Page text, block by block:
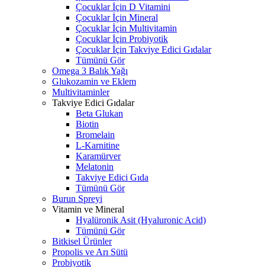
Çocuklar İçin D Vitamini
Çocuklar İçin Mineral
Çocuklar İçin Multivitamin
Çocuklar İçin Probiyotik
Çocuklar İçin Takviye Edici Gıdalar
Tümünü Gör
Omega 3 Balık Yağı
Glukozamin ve Eklem
Multivitaminler
Takviye Edici Gıdalar
Beta Glukan
Biotin
Bromelain
L-Karnitine
Karamürver
Melatonin
Takviye Edici Gıda
Tümünü Gör
Burun Spreyi
Vitamin ve Mineral
Hyalüronik Asit (Hyaluronic Acid)
Tümünü Gör
Bitkisel Ürünler
Propolis ve Arı Sütü
Probiyotik